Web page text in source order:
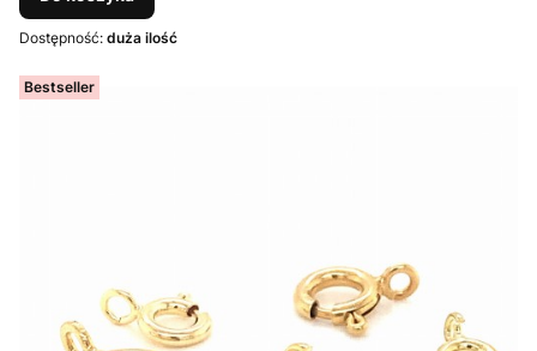
Dostępność: duża ilość
Bestseller